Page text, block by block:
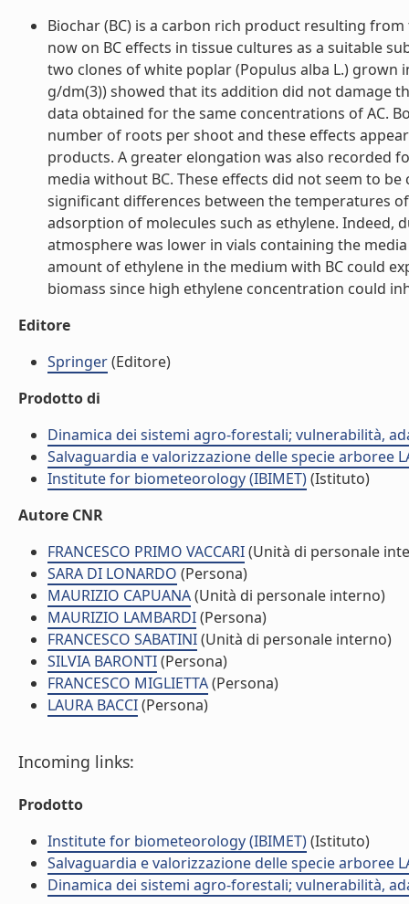
Biochar (BC) is a carbon rich product resulting
now on BC effects in tissue cultures as a suitable
two clones of white poplar (Populus alba L.) grown
g/dm(3)) showed that its addition did not damage
data obtained for the same concentrations of AC.
number of roots per shoot and these effects
products. A greater elongation was also recorded
media without BC. These effects did not seem to
significant differences between the temperatures
adsorption of molecules such as ethylene.
atmosphere was lower in vials containing the
amount of ethylene in the medium with BC could
biomass since high ethylene concentration could
Editore
Springer(Editore)
Prodotto di
Dinamica dei sistemi agro-forestali; vulnerabilità,
Salvaguardia e valorizzazione delle specie arboree
Institute for biometeorology (IBIMET)(Istituto)
Autore CNR
FRANCESCO PRIMO VACCARI(Unità di personale
SARA DI LONARDO (Persona)
MAURIZIO CAPUANA(Unità di personale interno)
MAURIZIO LAMBARDI(Persona)
FRANCESCO SABATINI(Unità di personale interno)
SILVIA BARONTI(Persona)
FRANCESCO MIGLIETTA(Persona)
LAURA BACCI(Persona)
Incoming links:
Prodotto
Institute for biometeorology (IBIMET)(Istituto)
Salvaguardia e valorizzazione delle specie arboree
Dinamica dei sistemi agro-forestali; vulnerabilità,